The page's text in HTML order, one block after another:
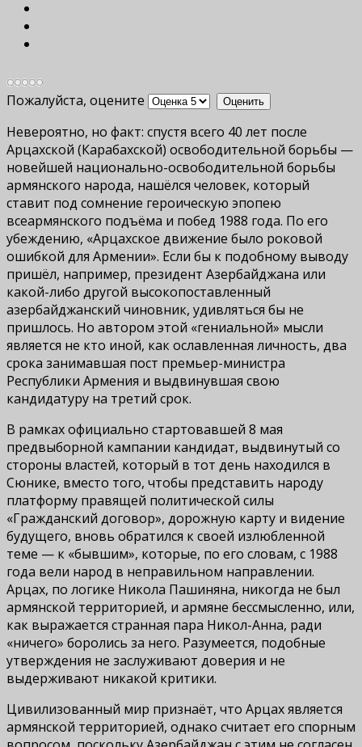
Пожалуйста, оцените
Невероятно, но факт: спустя всего 40 лет после
Арцахской (Карабахской) освободительной борьбы —
новейшей национально-освободительной борьбы
армянского народа, нашёлся человек, который
ставит под сомнение героическую эпопею
всеармянского подъёма и побед 1988 года. По его
убеждению, «Арцахское движение было роковой
ошибкой для Армении». Если бы к подобному выводу
пришёл, например, президент Азербайджана или
какой-либо другой высокопоставленный
азербайджанский чиновник, удивляться бы не
пришлось. Но автором этой «гениальной» мысли
является не кто иной, как ославленная личность, два
срока занимавшая пост премьер-министра
Республики Армения и выдвинувшая свою
кандидатуру на третий срок.
В рамках официально стартовавшей 8 мая
предвыборной кампании кандидат, выдвинутый со
стороны властей, который в тот день находился в
Сюнике, вместо того, чтобы представить народу
платформу правящей политической силы
«Гражданский договор», дорожную карту и видение
будущего, вновь обратился к своей излюбленной
теме — к «бывшим», которые, по его словам, с 1988
года вели народ в неправильном направлении.
Арцах, по логике Никола Пашиняна, никогда не был
армянской территорией, и армяне бессмысленно, или,
как выражается странная пара Никол-Анна, ради
«ничего» боролись за него. Разумеется, подобные
утверждения не заслуживают доверия и не
выдерживают никакой критики.
Цивилизованный мир признаёт, что Арцах является
армянской территорией, однако считает его спорным